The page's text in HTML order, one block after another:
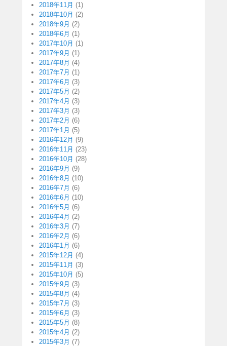
2018年11月 (1)
2018年10月 (2)
2018年9月 (2)
2018年6月 (1)
2017年10月 (1)
2017年9月 (1)
2017年8月 (4)
2017年7月 (1)
2017年6月 (3)
2017年5月 (2)
2017年4月 (3)
2017年3月 (3)
2017年2月 (6)
2017年1月 (5)
2016年12月 (9)
2016年11月 (23)
2016年10月 (28)
2016年9月 (9)
2016年8月 (10)
2016年7月 (6)
2016年6月 (10)
2016年5月 (6)
2016年4月 (2)
2016年3月 (7)
2016年2月 (6)
2016年1月 (6)
2015年12月 (4)
2015年11月 (3)
2015年10月 (5)
2015年9月 (3)
2015年8月 (4)
2015年7月 (3)
2015年6月 (3)
2015年5月 (8)
2015年4月 (2)
2015年3月 (7)